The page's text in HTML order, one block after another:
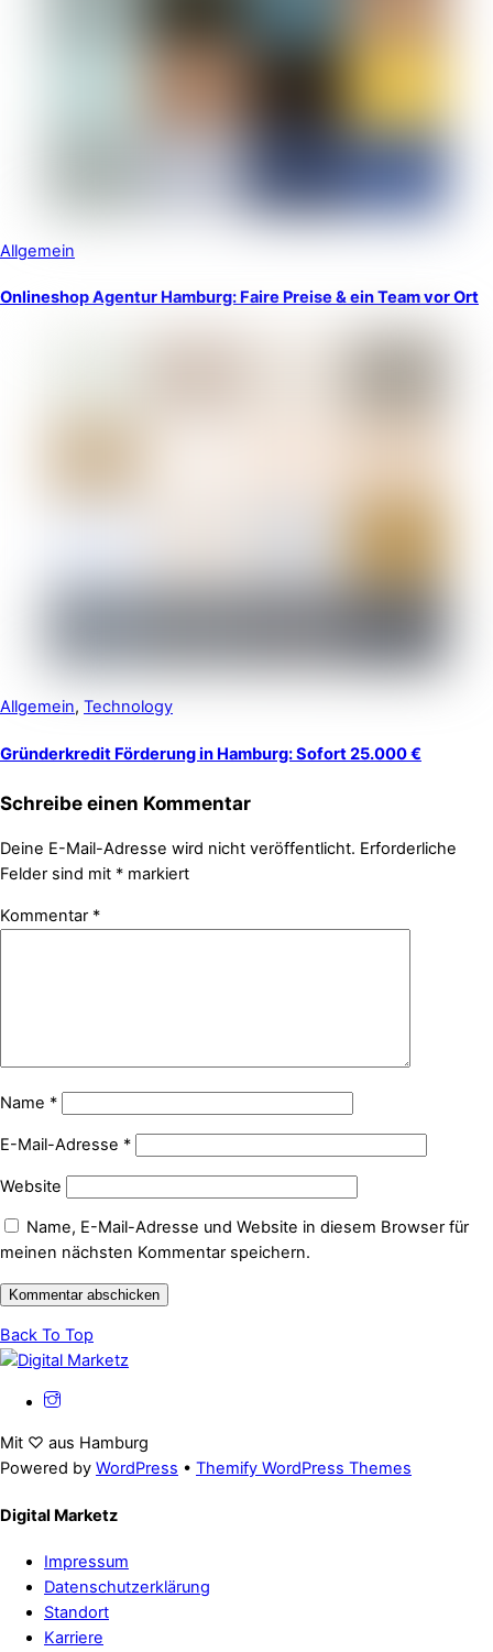
Allgemein
Onlineshop Agentur Hamburg: Faire Preise & ein Team vor Ort
Allgemein, Technology
Gründerkredit Förderung in Hamburg: Sofort 25.000 €
Schreibe einen Kommentar
Deine E-Mail-Adresse wird nicht veröffentlicht. Erforderliche
Felder sind mit * markiert
Kommentar *
Name *
E-Mail-Adresse *
Website
Name, E-Mail-Adresse und Website in diesem Browser für
meinen nächsten Kommentar speichern.
Back To Top
Mit ♡ aus Hamburg
Powered by WordPress • Themify WordPress Themes
Digital Marketz
Impressum
Datenschutzerklärung
Standort
Karriere